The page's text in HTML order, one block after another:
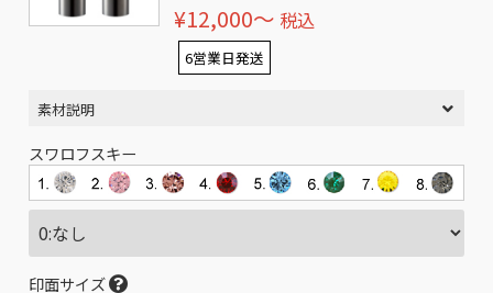
¥12,000〜 税込
6営業日発送
素材説明
スワロフスキー
印面サイズ